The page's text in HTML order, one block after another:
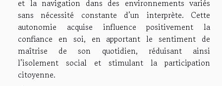
et la navigation dans des environnements variés
sans nécessité constante d’un interprète. Cette
autonomie acquise influence positivement la
confiance en soi, en apportant le sentiment de
maîtrise de son quotidien, réduisant ainsi
l’isolement social et stimulant la participation
citoyenne.